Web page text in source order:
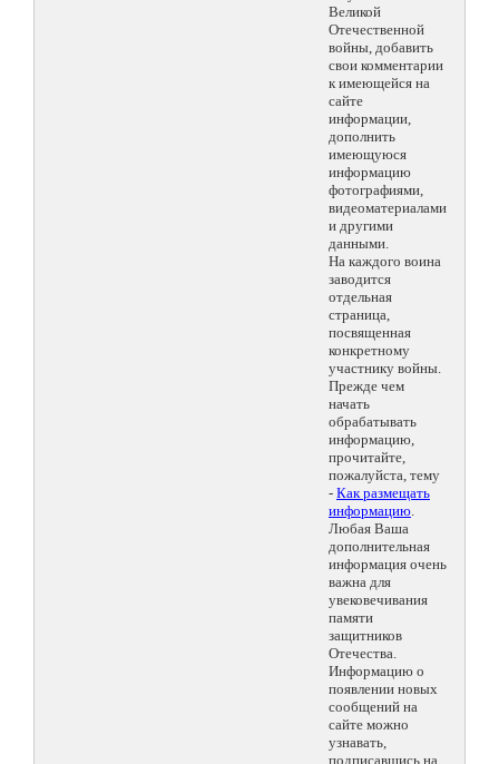
Великой
Отечественной
войны, добавить
свои комментарии
к имеющейся на
сайте
информации,
дополнить
имеющуюся
информацию
фотографиями,
видеоматериалами
и другими
данными.
На каждого воина
заводится
отдельная
страница,
посвященная
конкретному
участнику войны.
Прежде чем
начать
обрабатывать
информацию,
прочитайте,
пожалуйста, тему
- Как размещать
информацию.
Любая Ваша
дополнительная
информация очень
важна для
увековечивания
памяти
защитников
Отечества.
Информацию о
появлении новых
сообщений на
сайте можно
узнавать,
подписавшись на